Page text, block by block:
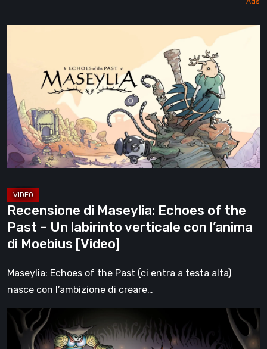
Echoes
of
the
Past
–
Un
verticale
con
l’anima
di
Recensione di Maseylia: Echoes of the
Past – Un labirinto verticale con l’anima
di Moebius [Video]
Maseylia: Echoes of the Past (ci entra a testa alta)
nasce con l’ambizione di creare…
Cesto